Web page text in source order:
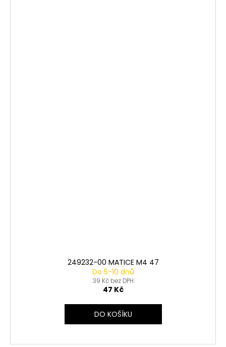
249232-00 MATICE M4 47
Do 5-10 dnů
39 Kč bez DPH
47 Kč
DO KOŠÍKU